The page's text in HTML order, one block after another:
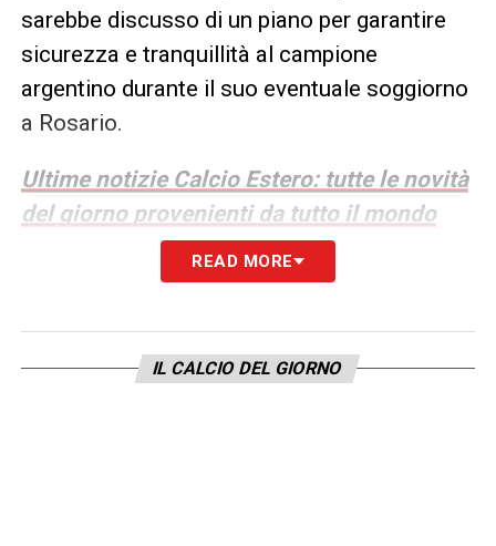
sarebbe discusso di un piano per garantire
sicurezza e tranquillità al campione
argentino durante il suo eventuale soggiorno
a Rosario.
Ultime notizie Calcio Estero: tutte le novità
del giorno provenienti da tutto il mondo
READ MORE
IL CALCIO DEL GIORNO